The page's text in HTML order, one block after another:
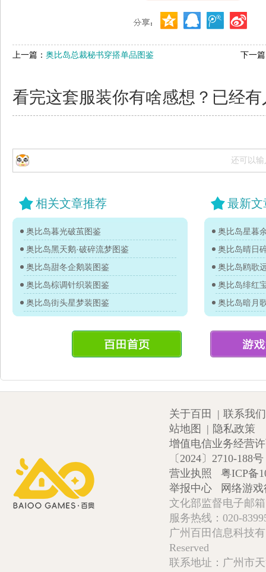
上一篇： 奥比岛总裁秘书穿搭单品图鉴 下一
看完这套服装你有啥感想？已经有
还可以输
相关文章推荐
奥比岛暮光破茧图鉴
奥比岛黑天鹅·破碎流梦图鉴
奥比岛甜冬企鹅装图鉴
奥比岛棕调针织装图鉴
奥比岛街头星梦装图鉴
最新文
奥比岛星暮
奥比岛晴日
奥比岛鸥歌
奥比岛绯红
奥比岛暗月
关于百田 | 联系我们
站地图
| 隐私政策
增值电信业务经营
〔2024〕2710-188号
营业执照
粤ICP备
举报中心
网络游
文化部监督电子邮
服务热线：020-
广州百田信息科技
Reserved
联系地址：广州市